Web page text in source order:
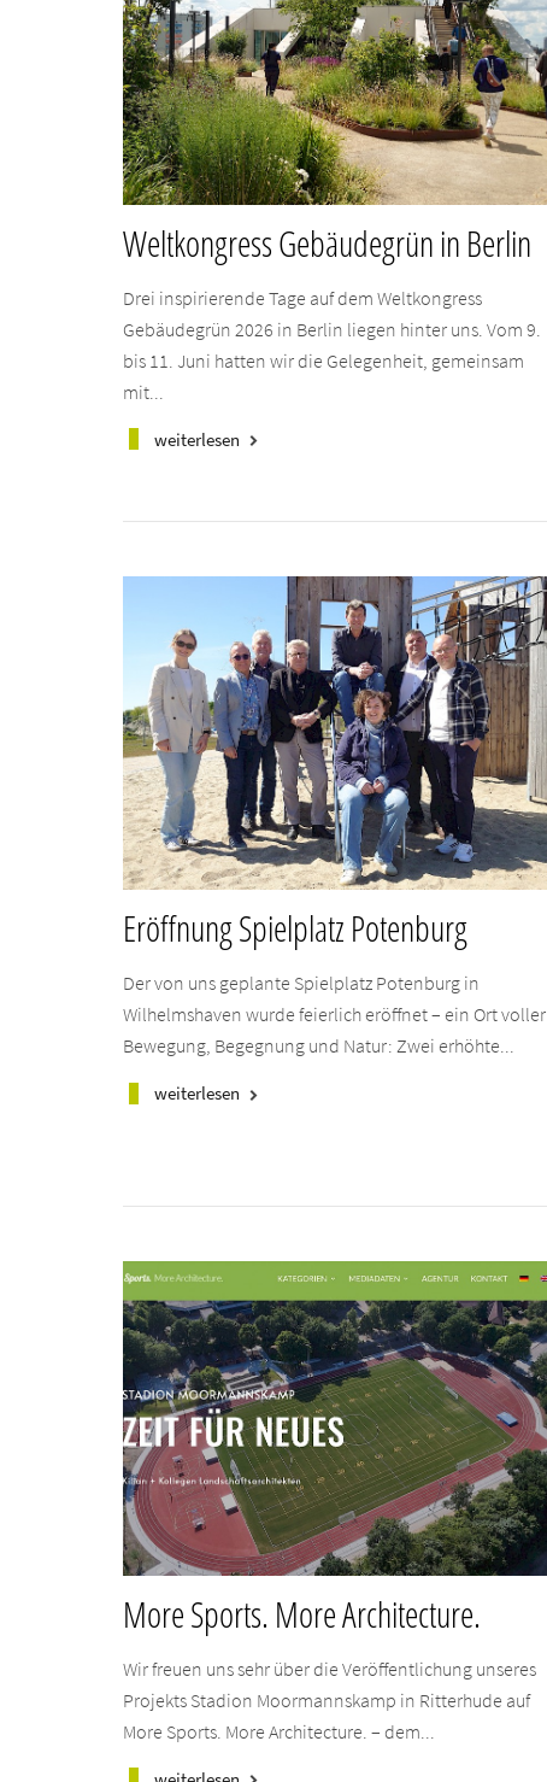
Weltkongress Gebäudegrün in Berlin
Drei inspirierende Tage auf dem Weltkongress
Gebäudegrün 2026 in Berlin liegen hinter uns. Vom 9.
bis 11. Juni hatten wir die Gelegenheit, gemeinsam
mit...
weiterlesen keyboard_arrow_right
Eröffnung Spielplatz Potenburg
Der von uns geplante Spielplatz Potenburg in
Wilhelmshaven wurde feierlich eröffnet – ein Ort voller
Bewegung, Begegnung und Natur: Zwei erhöhte...
weiterlesen keyboard_arrow_right
More Sports. More Architecture.
Wir freuen uns sehr über die Veröffentlichung unseres
Projekts Stadion Moormannskamp in Ritterhude auf
More Sports. More Architecture. – dem...